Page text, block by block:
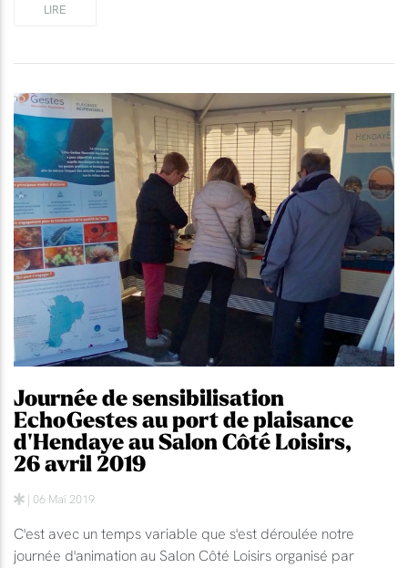
LIRE
Journée de sensibilisation
EchoGestes au port de plaisance
d'Hendaye au Salon Côté Loisirs,
26 avril 2019
| 06 Mai 2019
C'est avec un temps variable que s'est déroulée notre
journée d'animation au Salon Côté Loisirs organisé par